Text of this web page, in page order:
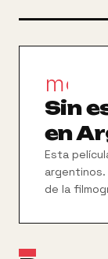
especies.
Sin
en
Esta
de la